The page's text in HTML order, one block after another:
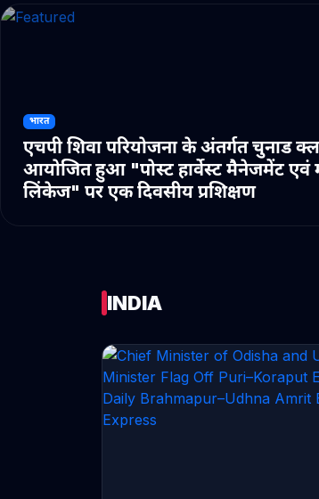
भारत
एचपी शिवा परियोजना के अंतर्गत चुनाड
आयोजित हुआ "पोस्ट हार्वेस्ट मैनेजमेंट एवं
लिंकेज" पर एक दिवसीय प्रशिक्षण
INDIA